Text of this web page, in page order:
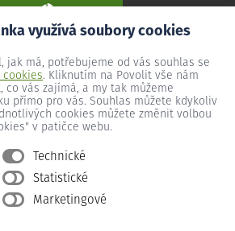
využívá soubory cookies
jak má, potřebujeme od vás souhlas se
cookies. Kliknutím na Povolit vše nám
co vás zajímá, a my tak můžeme
přímo pro vás. Souhlas můžete kdykoliv
cookies můžete změnit volbou
v patičce webu.
Technické
Statistické
Marketingové
Všeobecné podmínky
osobních údajů